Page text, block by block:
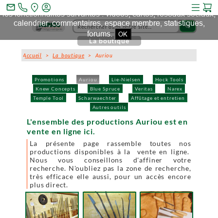
search
Promotions Auriou Lie-Nielsen
Hock Tools
Knew Concepts
Blue Spruce Veritas
Narex
Temple Tool
Scharwaechter
Affûtage et entretien
Autres outils
La boutique
Accueil >La boutique > Auriou
L'ensemble des productions Auriou est en
vente en ligne ici.
La présente page rassemble toutes nos
productions disponibles à la vente en ligne.
Nous vous conseillons d'affiner votre
recherche. N'oubliez pas la zone de recherche,
très efficace elle aussi, pour un accès encore
plus direct.
mail_outline
Ce site et des sites tiers qu'il utilise collectent des cookies pour
les fonctionnalités suivantes : vidéos, cartes, réseaux sociaux,
calendrier, commentaires, espace membre, statistiques,
forums. OK